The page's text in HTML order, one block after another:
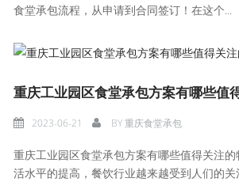
食堂承包流程，从申请到合同签订！在这个...
重庆工业园区食堂承包方案有哪些值
2023-06-21 BY重庆食堂承包
重庆工业园区食堂承包方案有哪些值得关注
活水平的提高，餐饮行业越来越受到人们的